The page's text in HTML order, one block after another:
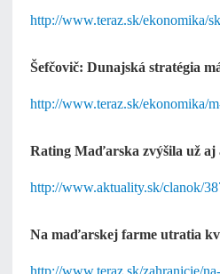
http://www.teraz.sk/ekonomika/
Šefčovič: Dunajská stratégia
http://www.teraz.sk/ekonomika/
Rating Maďarska zvýšila už aj
http://www.aktuality.sk/clanok/
Na maďarskej farme utratia